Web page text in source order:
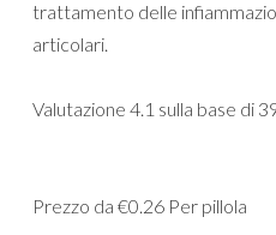
trattamento delle
articolari.
Valutazione 4.1 sulla base di
Prezzo da €0.26 Per pillola